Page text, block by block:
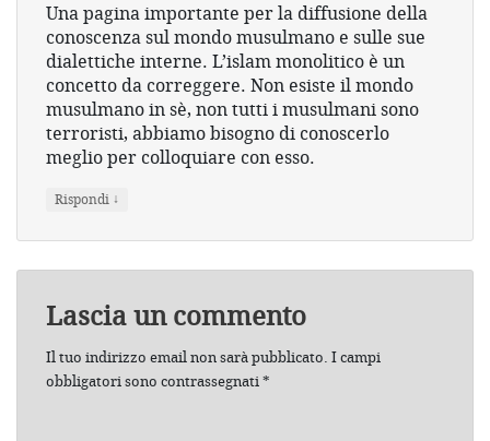
Una pagina importante per la diffusione della
conoscenza sul mondo musulmano e sulle sue
dialettiche interne. L’islam monolitico è un
concetto da correggere. Non esiste il mondo
musulmano in sè, non tutti i musulmani sono
terroristi, abbiamo bisogno di conoscerlo
meglio per colloquiare con esso.
Rispondi ↓
Lascia un commento
Il tuo indirizzo email non sarà pubblicato. I campi
obbligatori sono contrassegnati*